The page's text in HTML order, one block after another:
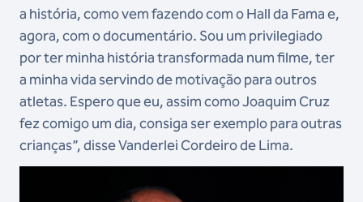
a história, como vem fazendo com o Hall da Fama e,
agora, com o documentário. Sou um privilegiado
por ter minha história transformada num filme, ter
a minha vida servindo de motivação para outros
atletas. Espero que eu, assim como Joaquim Cruz
fez comigo um dia, consiga ser exemplo para outras
crianças”, disse Vanderlei Cordeiro de Lima.